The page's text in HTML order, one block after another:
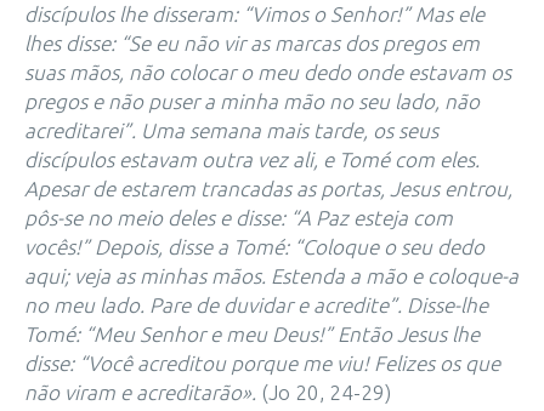
discípulos lhe disseram: “Vimos o Senhor!” Mas ele
lhes disse: “Se eu não vir as marcas dos pregos em
suas mãos, não colocar o meu dedo onde estavam os
pregos e não puser a minha mão no seu lado, não
acreditarei”. Uma semana mais tarde, os seus
discípulos estavam outra vez ali, e Tomé com eles.
Apesar de estarem trancadas as portas, Jesus entrou,
pôs-se no meio deles e disse: “A Paz esteja com
vocês!” Depois, disse a Tomé: “Coloque o seu dedo
aqui; veja as minhas mãos. Estenda a mão e coloque-a
no meu lado. Pare de duvidar e acredite”. Disse-lhe
Tomé: “Meu Senhor e meu Deus!” Então Jesus lhe
disse: “Você acreditou porque me viu! Felizes os que
não viram e acreditarão». (Jo 20, 24-29)